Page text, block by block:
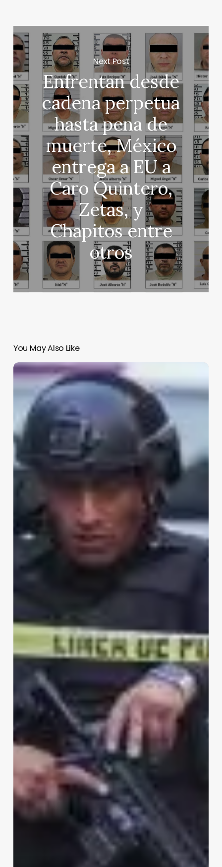
Next Post
Enfrentan desde
cadena perpetua
hasta pena de
muerte, México
entrega a EU a
Caro Quintero,
Zetas, y
Chapitos entre
otros
You May Also Like
Violencia
en